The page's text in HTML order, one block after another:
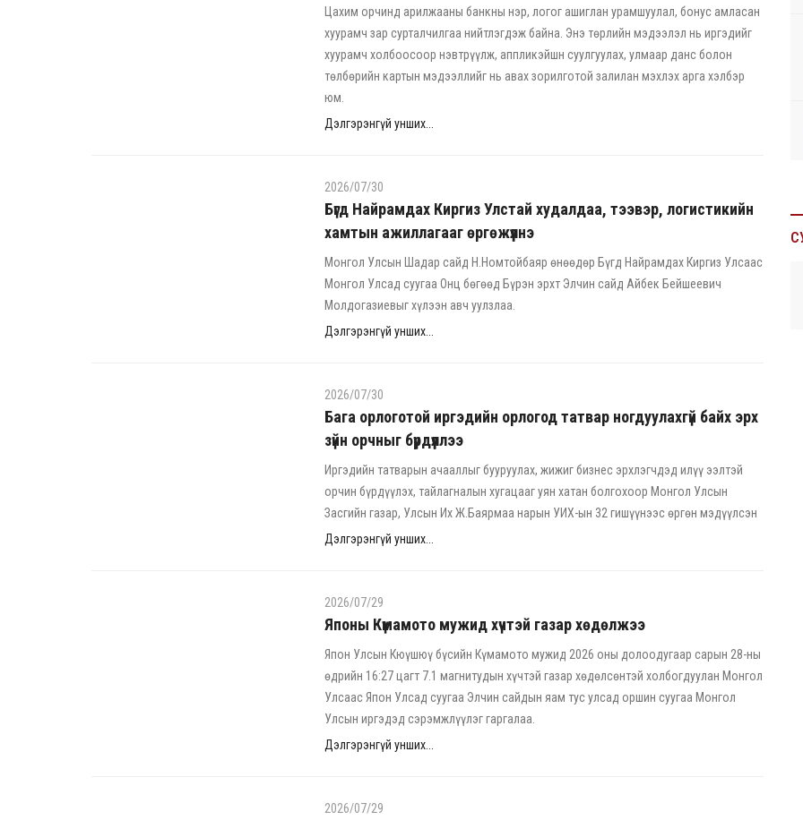
Цахим орчинд арилжааны банкны нэр, логог ашиглан урамшуулал, бонус амласан
хуурамч зар сурталчилгаа нийтлэгдэж байна. Энэ төрлийн мэдээлэл нь иргэдийг
хуурамч холбоосоор нэвтрүүлж, аппликэйшн суулгуулах, улмаар данс болон
төлбөрийн картын мэдээллийг нь авах зорилготой залилан мэхлэх арга хэлбэр
юм.
Дэлгэрэнгүй унших...
2026/07/30
Бүгд Найрамдах Киргиз Улстай худалдаа, тээвэр, логистикийн
хамтын ажиллагааг өргөжүүлнэ
Монгол Улсын Шадар сайд Н.Номтойбаяр өнөөдөр Бүгд Найрамдах Киргиз Улсаас
Монгол Улсад суугаа Онц бөгөөд Бүрэн эрхт Элчин сайд Айбек Бейшеевич
Молдогазиевыг хүлээн авч уулзлаа.
Дэлгэрэнгүй унших...
2026/07/30
Бага орлоготой иргэдийн орлогод татвар ногдуулахгүй байх эрх
зүйн орчныг бүрдүүллээ
Иргэдийн татварын ачааллыг бууруулах, жижиг бизнес эрхлэгчдэд илүү ээлтэй
орчин бүрдүүлэх, тайлагналын хугацааг уян хатан болгохоор Монгол Улсын
Засгийн газар, Улсын Их Ж.Баярмаа нарын УИХ-ын 32 гишүүнээс өргөн мэдүүлсэн
Дэлгэрэнгүй унших...
2026/07/29
Японы Күмамото мужид хүчтэй газар хөдөлжээ
Япон Улсын Кюүшюү бүсийн Күмамото мужид 2026 оны долоодугаар сарын 28-ны
өдрийн 16:27 цагт 7.1 магнитудын хүчтэй газар хөдөлсөнтэй холбогдуулан Монгол
Улсаас Япон Улсад суугаа Элчин сайдын яам тус улсад оршин суугаа Монгол
Улсын иргэдэд сэрэмжлүүлэг гаргалаа.
Дэлгэрэнгүй унших...
2026/07/29